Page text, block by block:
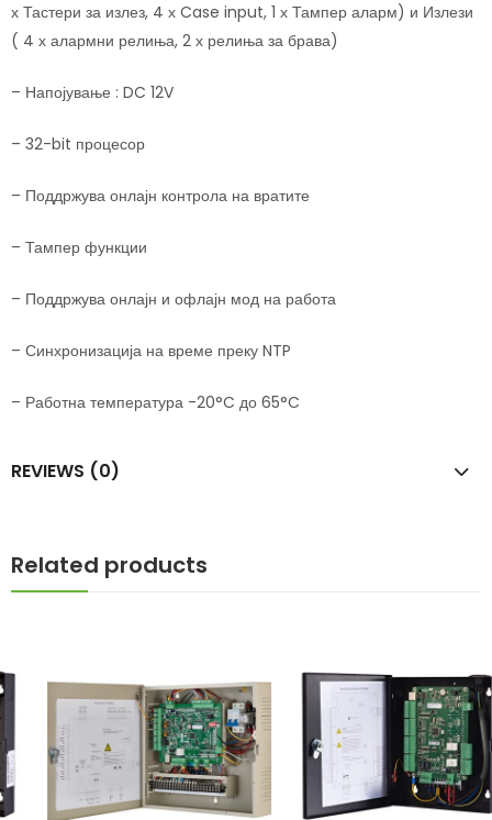
х Тастери за излез, 4 х Case input, 1 х Тампер аларм) и Излези
( 4 х алармни релиња, 2 х релиња за брава)
– Напојување : DC 12V
– 32-bit процесор
– Поддржува онлајн контрола на вратите
– Тампер функции
– Поддржува онлајн и офлајн мод на работа
– Синхронизација на време преку NTP
– Работна температура -20°C до 65°C
REVIEWS (0)
Related products